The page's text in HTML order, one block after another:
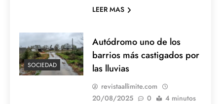
LEER MAS
SOCIEDAD
Autódromo uno de los
barrios más castigados por
las lluvias
revistaallimite.com
20/08/2025
0 4 minutos